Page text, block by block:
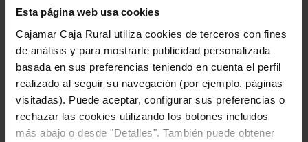
Esta página web usa cookies
Cajamar Caja Rural utiliza cookies de terceros con fines
de análisis y para mostrarle publicidad personalizada
basada en sus preferencias teniendo en cuenta el perfil
realizado al seguir su navegación (por ejemplo, páginas
visitadas). Puede aceptar, configurar sus preferencias o
rechazar las cookies utilizando los botones incluidos
más abajo o desde "Detalles". También puede obtener